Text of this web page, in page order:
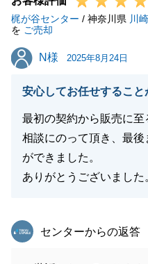
梶が谷センター / 神奈川県 川
を ご売却
N様
N様 2025年8月24日
安心してお任せすること
最初の契約から販売に
相談にのって頂き、最
ができました。
ありがとうございました
東急リバブル
センターからの返答